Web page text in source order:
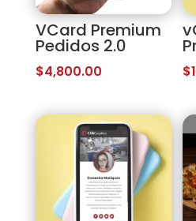
VCard Premium
Pedidos 2.0
$4,800.00 $